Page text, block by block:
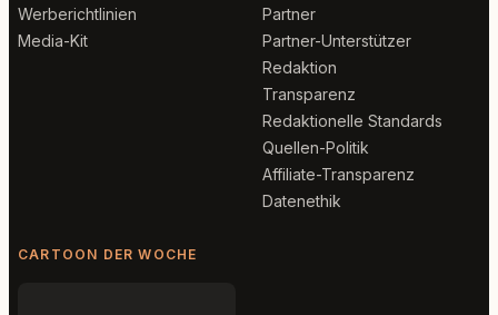
Werberichtlinien
Media-Kit
Partner
Partner-Unterstützer
Redaktion
Transparenz
Redaktionelle Standards
Quellen-Politik
Affiliate-Transparenz
Datenethik
CARTOON DER WOCHE